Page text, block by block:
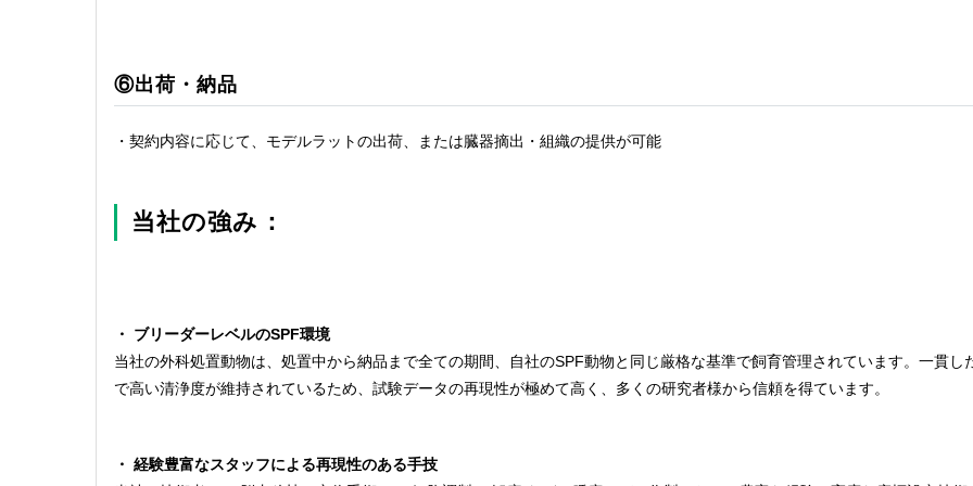
⑥出荷・納品
・契約内容に応じて、モデルラットの出荷、または臓器摘出・組織の提供が可能
当社の強み：
・ ブリーダーレベルのSPF環境
当社の外科処置動物は、処置中から納品まで全ての期間、自社のSPF動物と同じ厳格な基準で飼育管理されています。一貫し
で高い清浄度が維持されているため、試験データの再現性が極めて高く、多くの研究者様から信頼を得ています。
・ 経験豊富なスタッフによる再現性のある手技